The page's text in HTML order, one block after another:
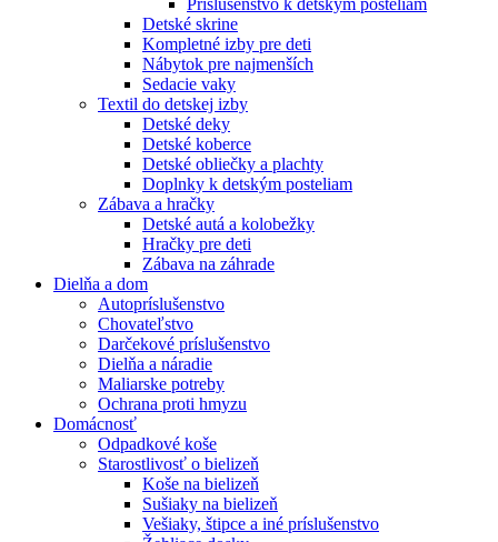
Detské skrine
Kompletné izby pre deti
Nábytok pre najmenších
Sedacie vaky
Textil do detskej izby
Detské deky
Detské koberce
Detské obliečky a plachty
Doplnky k detským posteliam
Zábava a hračky
Detské autá a kolobežky
Hračky pre deti
Zábava na záhrade
Dielňa a dom
Autopríslušenstvo
Chovateľstvo
Darčekové príslušenstvo
Dielňa a náradie
Maliarske potreby
Ochrana proti hmyzu
Domácnosť
Odpadkové koše
Starostlivosť o bielizeň
Koše na bielizeň
Sušiaky na bielizeň
Vešiaky, štipce a iné príslušenstvo